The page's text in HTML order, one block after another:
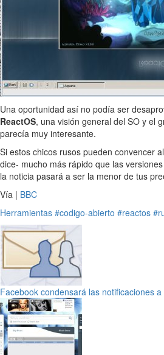
Una oportunidad así no podía ser
ReactOS, una visión general del SO y el
parecía muy interesante.
Si estos chicos rusos pueden convencer
dice- mucho más rápido que las
la noticia pasará a ser la menor de tus
Vía | BBC
Herramientas #codigo-abierto #reactos
Facebook condensará las notificaciones